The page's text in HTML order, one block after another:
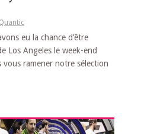
Quantic
eu la chance d’être
Los Angeles le week-end
ramener notre sélection